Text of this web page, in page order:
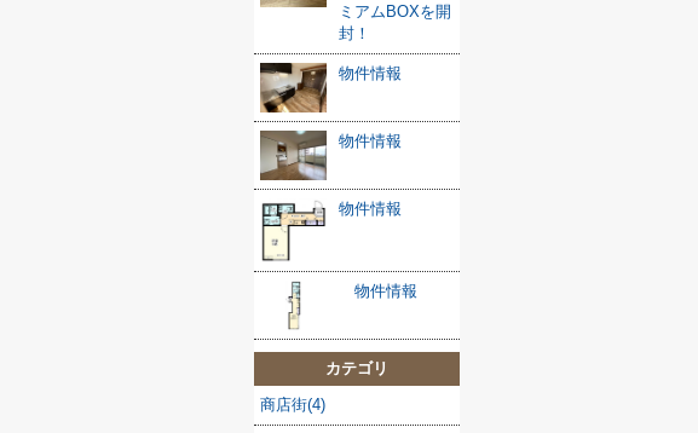
ミアムBOXを開
封！
物件情報
物件情報
物件情報
物件情報
カテゴリ
商店街(4)